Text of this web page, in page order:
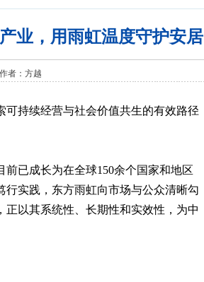
业，用雨虹温度守护安居
者：方越
持续经营与社会价值共生的有效路径
前已成长为在全球150余个国家和地区
实践，东方雨虹向市场与公众清晰勾
正以其系统性、长期性和实效性，为中